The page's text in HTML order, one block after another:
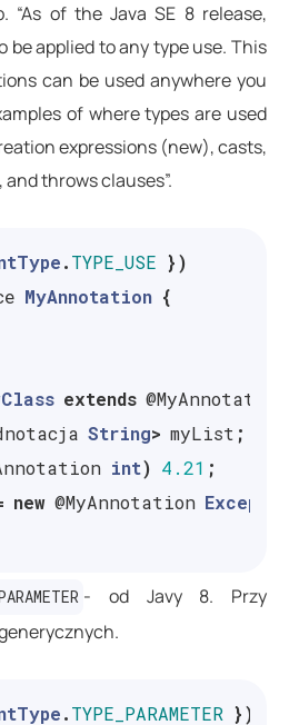
“As of the Java SE 8 release,
be applied to any type use. This
can be used anywhere you
of where types are used
expressions (new), casts,
throws clauses”.
.TYPE_USE })
MyAnnotation {
extends @MyAnnotation
String> myList ;
int) 4.21 ;
new @MyAnnotation
- od Javy 8. Przy
.TYPE_PARAMETER })